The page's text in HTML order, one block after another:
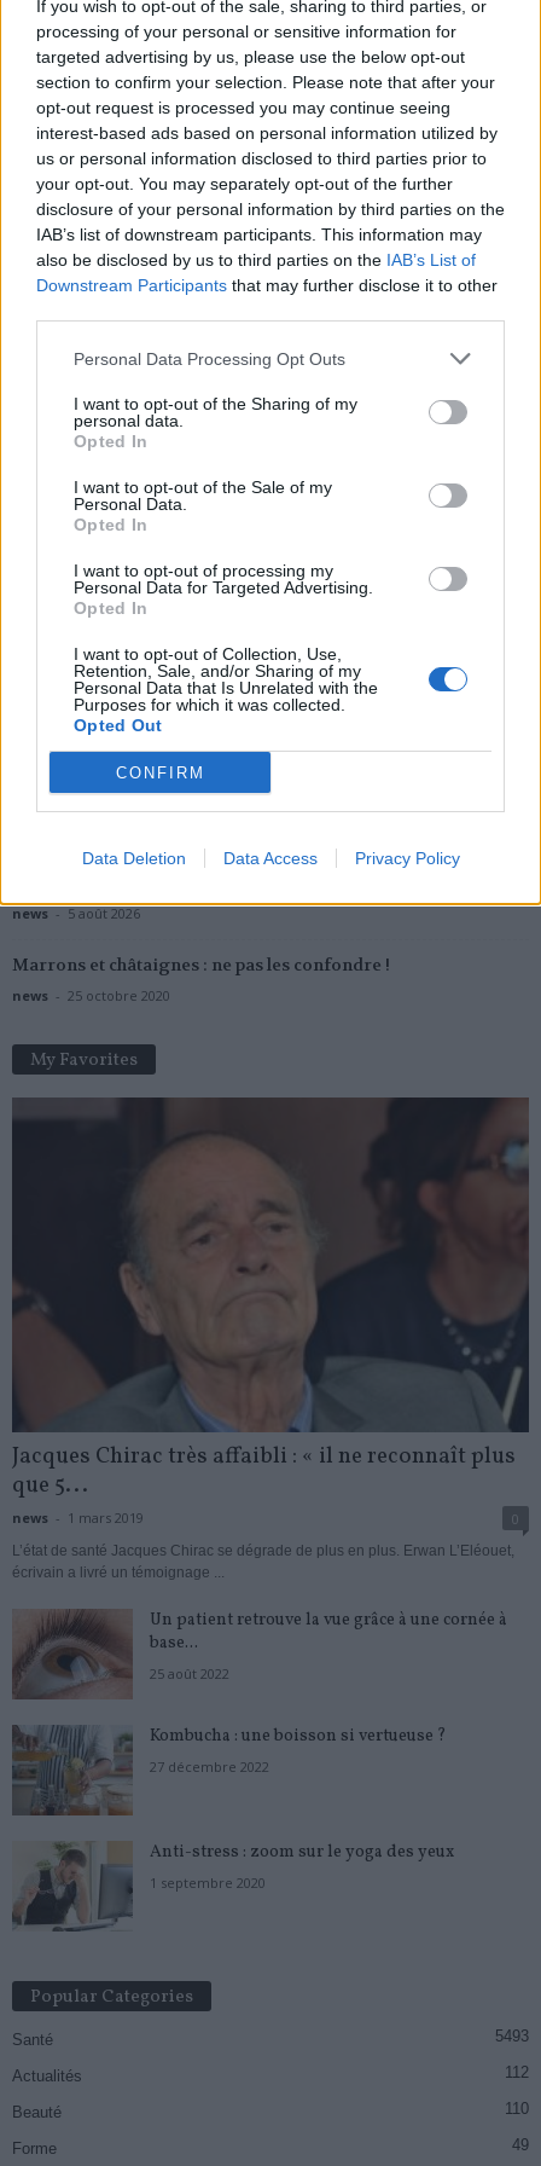
If you wish to opt-out of the sale, sharing to third parties, or
processing of your personal or sensitive information for
targeted advertising by us, please use the below opt-out
section to confirm your selection. Please note that after your
opt-out request is processed you may continue seeing
interest-based ads based on personal information utilized by
us or personal information disclosed to third parties prior to
your opt-out. You may separately opt-out of the further
disclosure of your personal information by third parties on the
IAB’s list of downstream participants. This information may
also be disclosed by us to third parties on the IAB’s List of
Downstream Participants that may further disclose it to other
Personal Data Processing Opt Outs
I want to opt-out of the Sharing of my
personal data.
Opted In
I want to opt-out of the Sale of my
Personal Data.
Opted In
I want to opt-out of processing my
Personal Data for Targeted Advertising.
Opted In
I want to opt-out of Collection, Use,
Retention, Sale, and/or Sharing of my
Personal Data that Is Unrelated with the
Purposes for which it was collected.
Opted Out
CONFIRM
Data Deletion Data Access Privacy Policy
Orthodontie chez l’adulte :
est-elle remboursée ?
Dents blanches : le
dentifrice au peroxyde
news
Sieste après 65 ans : la
clé pour préserver votre
cerveau ou le mettre en
Ménopause et
problèmes urinaires : le
Ménopause précoce : le
risque accru
d’hypertension à ne pas
Popular Posts
Quels sont les symptômes de la gale ?
9 décembre 2018
Opération d’une dent de sagesse : le temps de cicatrisation
news - 19 janvier 2018
Sieste après 65 ans : la clé pour préserver votre cerveau ou le
news - 5 août 2026
Marrons et châtaignes : ne pas les confondre !
news - 25 octobre 2020
My Favorites
Jacques Chirac très affaibli : « il ne reconnaît plus
que 5...
news - 1 mars 2019 0
L’état de santé Jacques Chirac se dégrade de plus en plus. Erwan L’Eléouet,
écrivain a livré un témoignage ...
Un patient retrouve la vue grâce à une cornée à
base...
25 août 2022
Kombucha : une boisson si vertueuse ?
27 décembre 2022
Anti-stress : zoom sur le yoga des yeux
1 septembre 2020
Popular Categories
Santé 5493
Actualités 112
Beauté 110
Forme 49